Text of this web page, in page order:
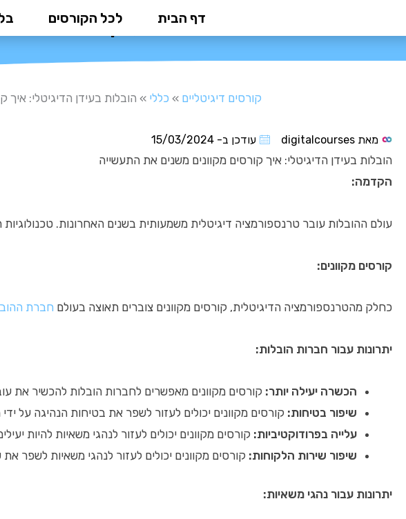
דף הבית לכל הקורסיםהובלות בעידן
קורסים דיגיטליים » כללי » הובלות בעידן הדיגיטלי:
מאת עודכן ב- 15/03/2024
הובלות בעידן הדיגיטלי: איך קורסים מקוונים משנים את התעשייה
הקדמה:
עולם ההובלות עובר טרנספורמציה דיגיטלית משמעותית בשנים האחרונות.
קורסים מקוונים:
כחלק מהטרנספורמציה הדיגיטלית, קורסים מקוונים צוברים תאוצה בעולם חברת
יתרונות עבור חברות הובלות:
הכשרה יעילה יותר: קורסים מקוונים מאפשרים לחברות הובלות להכשיר את
שיפור בטיחות: קורסים מקוונים יכולים לעזור לשפר את בטיחות הנהיגה על
עלייה בפרודוקטיביות: קורסים מקוונים יכולים לעזור לנהגי משאיות להיות
שיפור שירות הלקוחות: קורסים מקוונים יכולים לעזור לנהגי משאיות לשפר
יתרונות עבור נהגי משאיות: